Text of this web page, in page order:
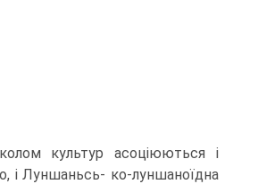
культур асоціюються і
і Луншаньсь- ко-луншаноїдна